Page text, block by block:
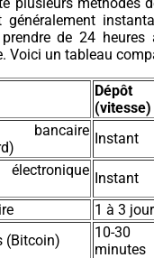
plusieurs méthodes
généralement
de 24
Voici un tableau
Dépôt
(vitesse)
Instant
Instant
1 à 3
(Bitcoin)
10-30
minutes